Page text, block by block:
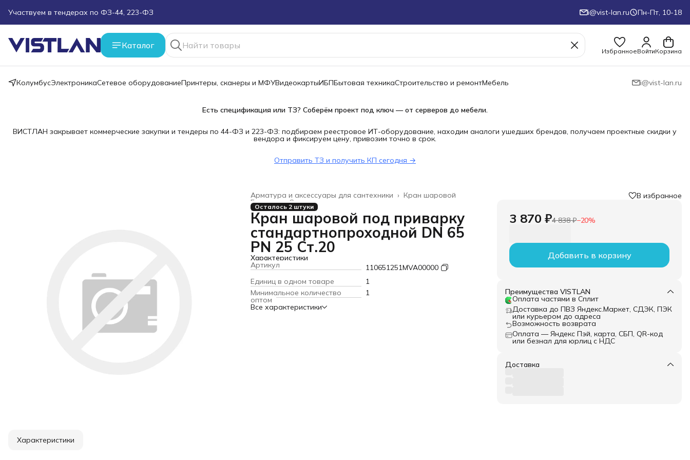
Пуско-наладочные работы
Пришлите запрос на e-mail или в чат
i@vist-lan.ru Пн-Пт, 10-18
Каталог
ИзбранноеВойтиКорзина
КолумбусЭлектроникаСетевое оборудованиеПринтеры, сканеры и МФУВидеокартыИБПБытовая техникаСтроительство и ремонтМебель i@vist-lan.ru
Есть спецификация или ТЗ? Соберём проект под ключ — от серверов до мебели.
ВИСТЛАН закрывает коммерческие закупки и тендеры по 44-ФЗ и 223-ФЗ: подбираем реестровое ИТ-оборудование, находим аналоги ушедших брендов, получаем проектные скидки у
вендора и фиксируем цену, привозим точно в срок.
Отправить ТЗ и получить КП сегодня →
Кран шаровой
Арматура и аксессуары для сантехники ›
Строительство и ремонт
Главная ›
Осталось 2 штуки
Кран шаровой под приварку
стандартнопроходной DN 65
PN 25 Ст.20
Характеристики
Артикул
110651251MVA00000
Единиц в одном товаре
1
Минимальное количество
оптом
1
Все характеристики
В избранное
3 870 ₽4 838 ₽−20%
Добавить в корзину
Преимущества VISTLAN
Оплата частями в Сплит
Доставка до ПВЗ Яндекс.Маркет, СДЭК, ПЭК
или курьером до адреса
Возможность возврата
Оплата — Яндекс Пэй, карта, СБП, QR-код
или безнал для юрлиц с НДС
Доставка
Характеристики